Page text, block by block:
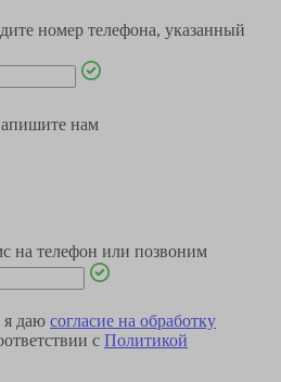
номер телефона, указанный
нам
на телефон или позвоним
я даю согласие на обработку
с Политикой